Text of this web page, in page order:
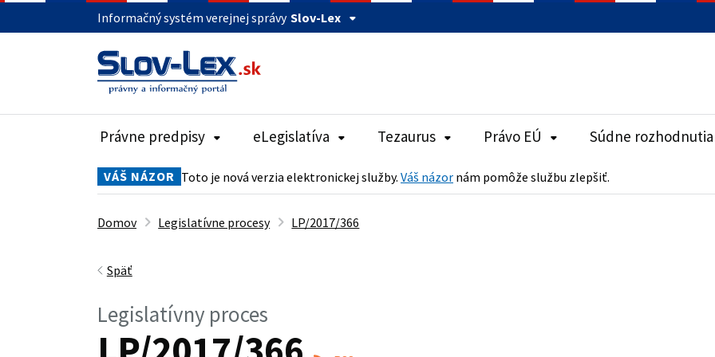
Informačný systém verejnej správy Slov-Lex
Právne predpisy eLegislatíva Tezaurus Právo EÚ Súdne rozhodnutia
VÁŠ NÁZOR Toto je nová verzia elektronickej služby. Váš názor nám pomôže službu zlepšiť.